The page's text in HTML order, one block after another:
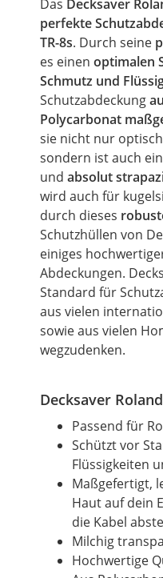
Das Decksaver
perfekte
TR-8s. Durch seine
es einen optimalen
Schmutz und
Schutzabdeckung
Polycarbonat
sie nicht nur
sondern ist auch
und absolut
wird auch für
durch dieses
Schutzhüllen von
einiges
Abdeckungen.
Standard für
aus vielen
sowie aus vielen
wegzudenken.
Decksaver
Passend für
Schützt vor
Flüssigkeiten
Maßgefertigt,
Haut auf dein
die Kabel
Milchig
Hochwertige